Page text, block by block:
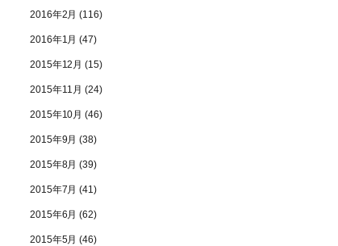
2016年2月 (116)
2016年1月 (47)
2015年12月 (15)
2015年11月 (24)
2015年10月 (46)
2015年9月 (38)
2015年8月 (39)
2015年7月 (41)
2015年6月 (62)
2015年5月 (46)